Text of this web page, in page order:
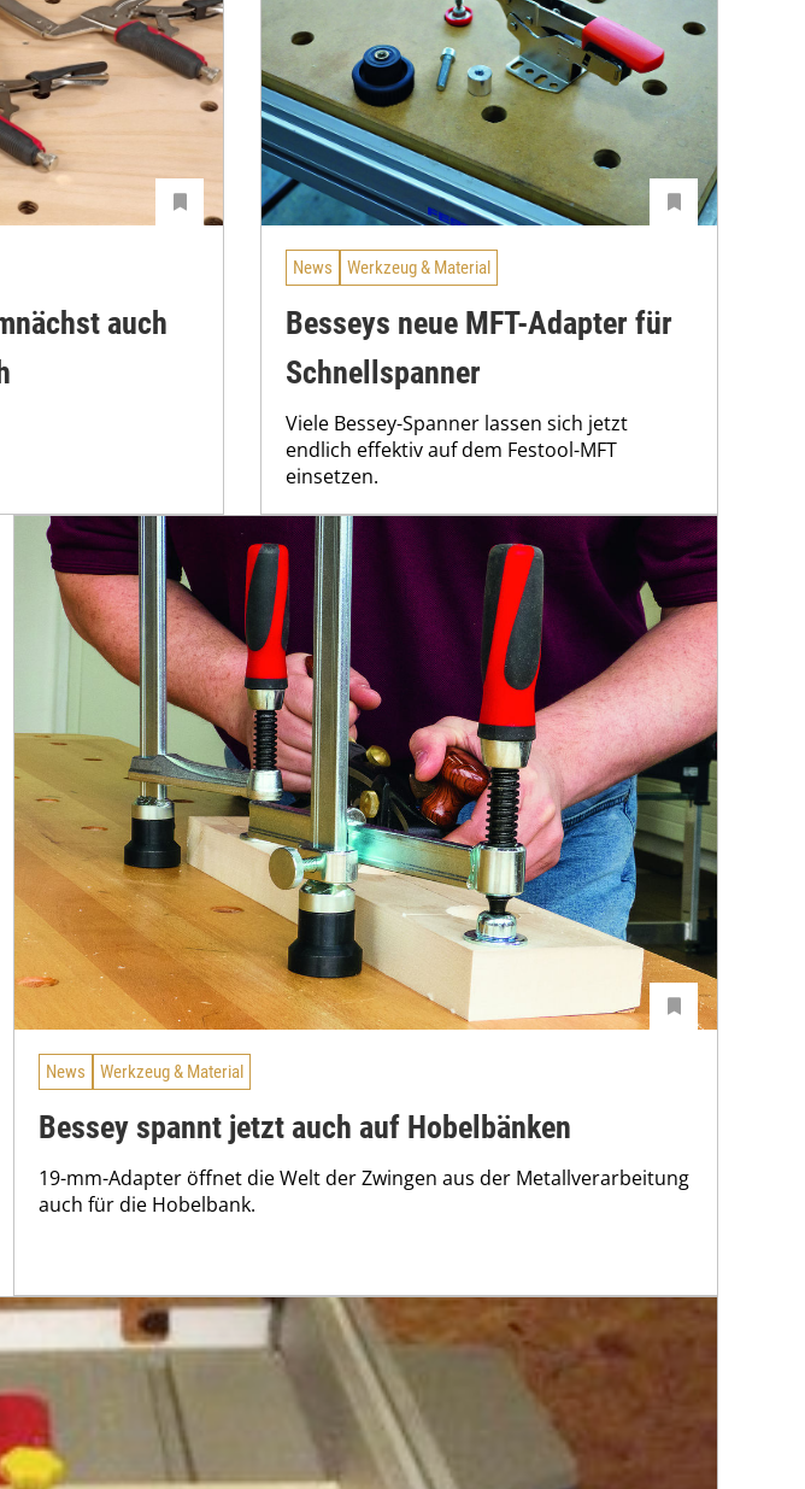
auch
News Werkzeug & Material
Besseys neue MFT-Adapter für
Schnellspanner
Viele Bessey-Spanner lassen sich jetzt
endlich effektiv auf dem Festool-MFT
einsetzen.
News Werkzeug & Material
Bessey spannt jetzt auch auf Hobelbänken
19-mm-Adapter öffnet die Welt der Zwingen aus der Metallverarbeitung
auch für die Hobelbank.